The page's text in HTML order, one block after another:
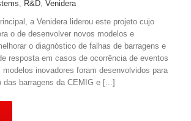
R&D Venidera
a Venidera liderou este projeto cujo
o de desenvolver novos modelos e
o diagnóstico de falhas de barragens e
resposta em casos de ocorrência de eventos
inovadores foram desenvolvidos para
das barragens da CEMIG e [...]